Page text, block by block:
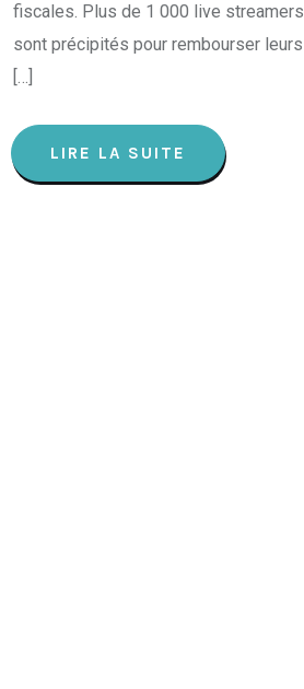
fiscales. Plus de 1 000 live
sont précipités pour rembourser
[…]
LIRE LA SUITE